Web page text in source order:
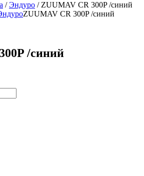
/Эндуро / ZUUMAV CR 300P /синий
ZUUMAV CR 300P /синий
/синий